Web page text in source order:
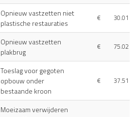
Opnieuw vastzetten niet
plastische restauraties
€ 30.01
Opnieuw vastzetten
plakbrug
€ 75.02
Toeslag voor gegoten
opbouw onder
bestaande kroon
€ 37.51
Moeizaam verwijderen